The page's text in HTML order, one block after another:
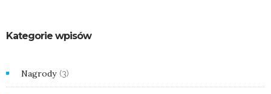
Kategorie wpisów
Nagrody (3)